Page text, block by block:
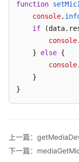
座
席
轻
级
续
座
席
function
console.
if (data.
console.
    }
else {
console.
    }
}
上一篇：
下一篇：